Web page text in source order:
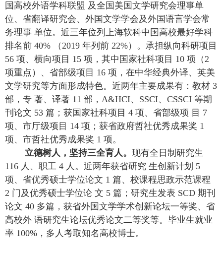
国高校外语学科联盟 及全国美国文学研究会理事单
位、省翻译研究会、外国文学学会及外国语言学会常
务理事 单位。近三年位列上海软科中国高校最好学科
排名前 40% （2019 年列前 22%）。承担纵向科研项目
56 项、横向项目 15 项，其中国家社科项目 10 项（2
项重点）、省部级项目 16 项，在中华经典外译、英美
文学研究等方面形成特色。近两年主要成果有：教材 3
部，专 著、译著 11 部，A&HCI、SSCI、CSSCI 等期
刊论文 53 篇；获国家社科项目 4 项、省部级项 目 7
项、市厅级项目 14 项；获省政府哲社优秀成果奖 1
项、市哲社优秀成果奖 1 项。
立德树人，坚持三全育人。 现有全日制研究生
116 人、职工 4 人。近两年获省研究 生创新计划 5
项、省优秀硕士学位论文 1 篇、校课程思政示范课程
2 门及优秀硕士学位论 文 5 篇；研究生发表 SCD 期刊
论文 40 多篇，获省外国文学学术创新论坛一等奖、省
高校外 语研究生论坛优秀论文二等奖等。毕业生就业
率 100%，多人考取知名高校博士。